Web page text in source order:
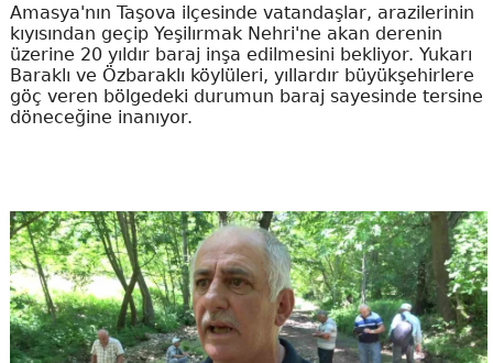
Amasya'nın Taşova ilçesinde vatandaşlar, arazilerinin
kıyısından geçip Yeşilırmak Nehri'ne akan derenin
üzerine 20 yıldır baraj inşa edilmesini bekliyor. Yukarı
Baraklı ve Özbaraklı köylüleri, yıllardır büyükşehirlere
göç veren bölgedeki durumun baraj sayesinde tersine
döneceğine inanıyor.